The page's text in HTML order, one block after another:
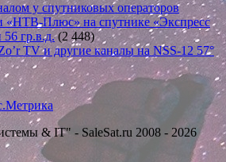
у спутниковых операторов
«НТВ-Плюс» на спутнике «Экспресс
гр.в.д. (2 448)
TV и другие каналы на NSS-12 57°
& IT" - SaleSat.ru 2008 - 2026